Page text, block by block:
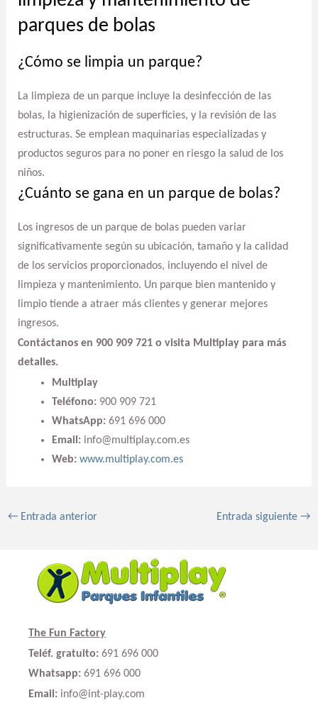
parques de bolas
¿Cómo se limpia un parque?
La limpieza de un parque incluye la desinfección de las
bolas, la higienización de superficies, y la revisión de las
estructuras. Se emplean maquinarias especializadas y
productos seguros para no poner en riesgo la salud de los
niños.
¿Cuánto se gana en un parque de bolas?
Los ingresos de un parque de bolas pueden variar
significativamente según su ubicación, tamaño y la calidad
de los servicios proporcionados, incluyendo el nivel de
limpieza y mantenimiento. Un parque bien mantenido y
limpio tiende a atraer más clientes y generar mejores
ingresos.
Contáctanos en 900 909 721 o visita Multiplay para más
detalles.
Multiplay
Teléfono:900 909 721
WhatsApp:691 696 000
Email:info@multiplay.com.es
Web: www.multiplay.com.es
←Entrada anterior Entrada siguiente→
The Fun Factory
Teléf. gratuito: 691 696 000
Whatsapp: 691 696 000
Email: info@int-play.com